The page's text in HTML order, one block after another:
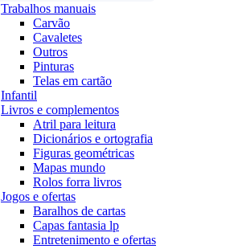
Trabalhos manuais
Carvão
Cavaletes
Outros
Pinturas
Telas em cartão
Infantil
Livros e complementos
Atril para leitura
Dicionários e ortografia
Figuras geométricas
Mapas mundo
Rolos forra livros
Jogos e ofertas
Baralhos de cartas
Capas fantasia lp
Entretenimento e ofertas